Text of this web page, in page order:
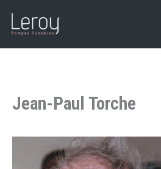
Jean-Paul Torche